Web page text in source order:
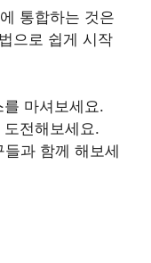
통합하는 것은
으로 쉽게 시작
마셔보세요.
전해보세요.
과 함께 해보세